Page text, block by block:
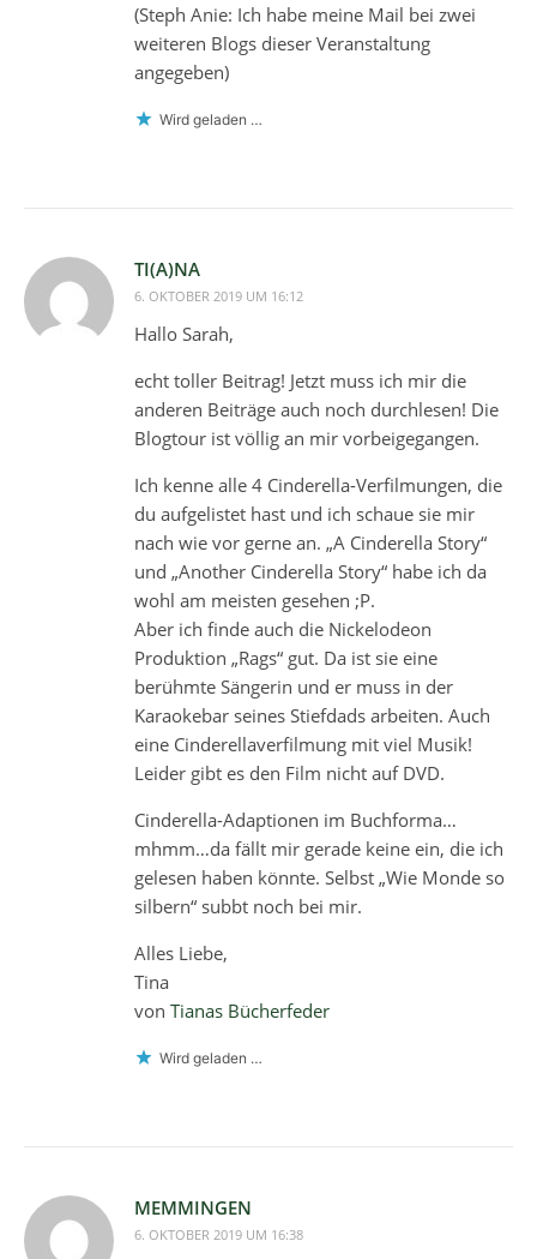
(Steph Anie: Ich habe meine Mail bei zwei
weiteren Blogs dieser Veranstaltung
angegeben)
Wird geladen …
TI(A)NA
6. OKTOBER 2019 UM 16:12
Hallo Sarah,
echt toller Beitrag! Jetzt muss ich mir die
anderen Beiträge auch noch durchlesen! Die
Blogtour ist völlig an mir vorbeigegangen.
Ich kenne alle 4 Cinderella-Verfilmungen, die
du aufgelistet hast und ich schaue sie mir
nach wie vor gerne an. „A Cinderella Story“
und „Another Cinderella Story“ habe ich da
wohl am meisten gesehen ;P.
Aber ich finde auch die Nickelodeon
Produktion „Rags“ gut. Da ist sie eine
berühmte Sängerin und er muss in der
Karaokebar seines Stiefdads arbeiten. Auch
eine Cinderellaverfilmung mit viel Musik!
Leider gibt es den Film nicht auf DVD.
Cinderella-Adaptionen im Buchforma…
mhmm…da fällt mir gerade keine ein, die ich
gelesen haben könnte. Selbst „Wie Monde so
silbern“ subbt noch bei mir.
Alles Liebe,
Tina
von Tianas Bücherfeder
Wird geladen …
MEMMINGEN
6. OKTOBER 2019 UM 16:38